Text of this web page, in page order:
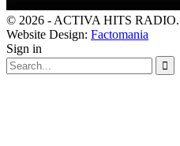
© 2026 - ACTIVA HITS RADIO.
Website Design: Factomania
Sign in